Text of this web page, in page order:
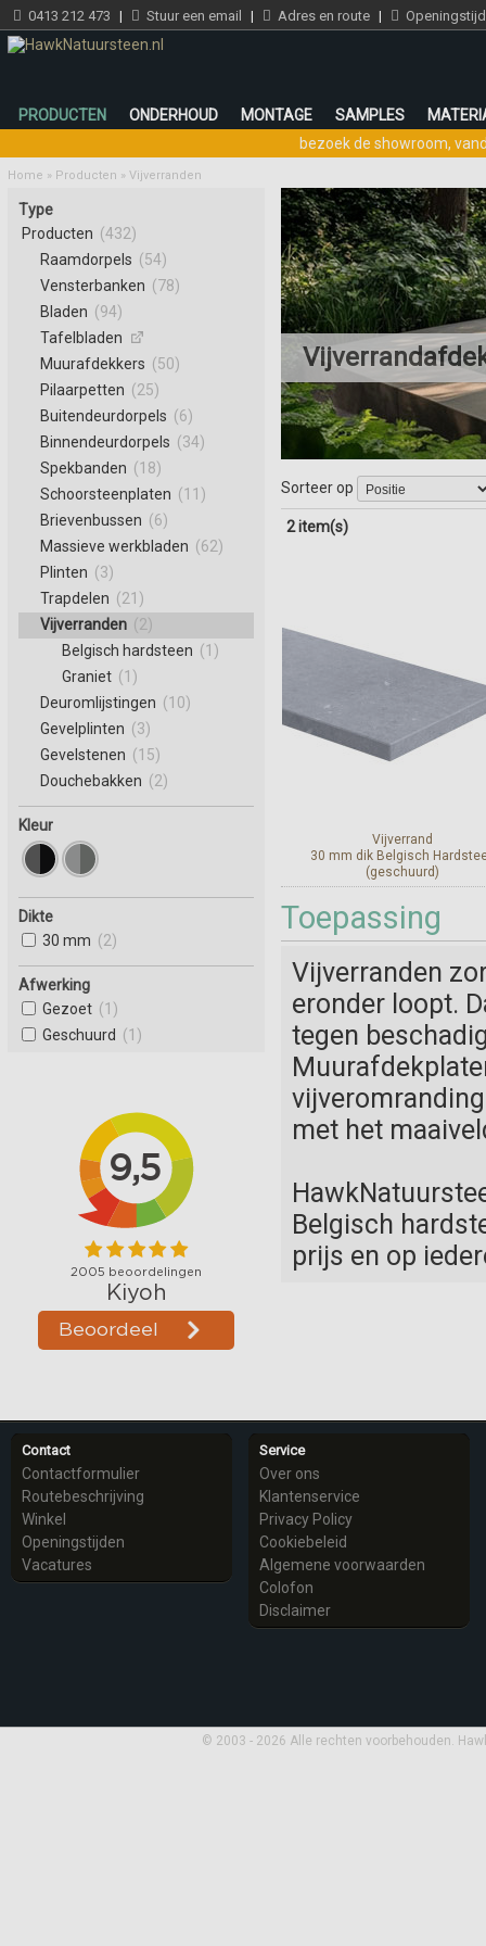
0413 212 473 | Stuur een email | Adres en route |
PRODUCTEN ONDERHOUD MONTAGE SAMPLES
bezoek de showroom,
Home » Producten » Vijverranden
Sorteer op
2 item(s)
Vijverrand
30 mm dik Belgisch
(geschuurd)
Bekijk en bestel
Toepassing
Vijverranden
eronder loopt.
tegen
met het
Belgisch
prijs en op
Type
Producten (432)
Raamdorpels (54)
Vensterbanken (78)
Bladen (94)
Tafelbladen
Muurafdekkers (50)
Pilaarpetten (25)
Buitendeurdorpels (6)
Binnendeurdorpels (34)
Spekbanden (18)
Schoorsteenplaten (11)
Brievenbussen (6)
Massieve werkbladen (62)
Plinten (3)
Trapdelen (21)
Vijverranden (2)
Belgisch hardsteen (1)
Graniet (1)
Deuromlijstingen (10)
Gevelplinten (3)
Gevelstenen (15)
Douchebakken (2)
Kleur
Dikte
30 mm (2)
Afwerking
Gezoet (1)
Geschuurd (1)
Contact
Contactformulier
Routebeschrijving
Winkel
Openingstijden
Vacatures
Service
Over ons
Klantenservice
Privacy Policy
Cookiebeleid
Algemene voorwaarden
Colofon
Disclaimer
© 2003 - 2026 Alle rechten voorbehouden.